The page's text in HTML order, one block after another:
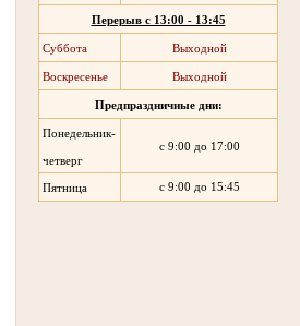
Перерыв с 13:00 - 13:45
Суббота Выходной
Воскресенье Выходной
Предпраздничные дни:
Понедельник-
четверг
с 9:00 до 17:00
Пятница с 9:00 до 15:45